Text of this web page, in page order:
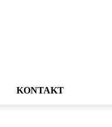
KONTAKT